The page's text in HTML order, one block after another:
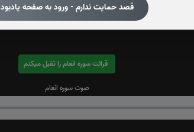
قصد حمایت ندارم - ورود به صفحه یادبود
قرائت سوره انعام را تقبل میکنم
صوت سوره انعام